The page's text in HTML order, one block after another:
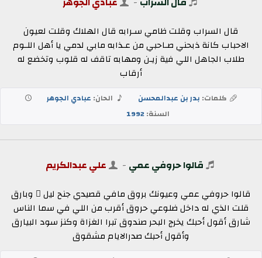
قال السراب وقلت ظامي سـرابه قال الهلاك وقلت لعيون
الاحباب كانة ذبحني صـاحبي من عـذابه مابي لدمي يا أهل اللـوم
طلاب الجاهل اللي فية زيـن ومهابه تاقف له قلوب وتخضع له
أرقاب
كلمات: بدر بن عبدالمحسن الحان: عبادي الجوهر
السنة:1992
قالوا حروفي عمي - علي عبدالكريم
قالوا حروفي عمي وعيونك بروق مافي قصيدي جنح ليل ٍ وبارق
قلت الذي له داخل ضلوعي حروق أقرب من اللي في سما الناس
شارق أقول أحبك يخرج البحر صندوق تبرا الغزاة وكنز سود البيارق
وأقول أحبك صدرالايام مشقوق